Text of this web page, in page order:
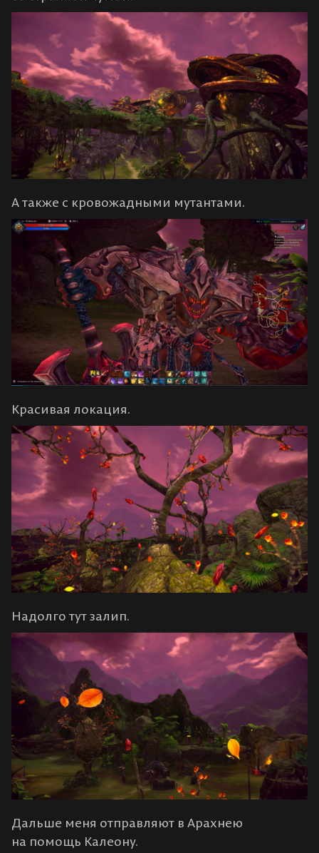
А также с кровожадными мутантами.
Красивая локация.
Надолго тут залип.
Дальше меня отправляют в Арахнею
на помощь Калеону.